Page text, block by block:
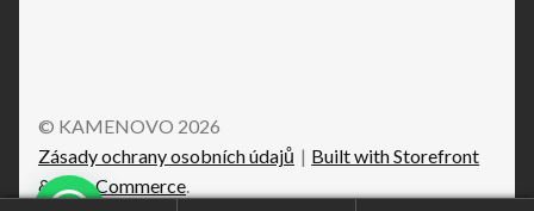
© KAMENOVO 2026
Zásady ochrany osobních údajů
Built with Storefront
& WooCommerce